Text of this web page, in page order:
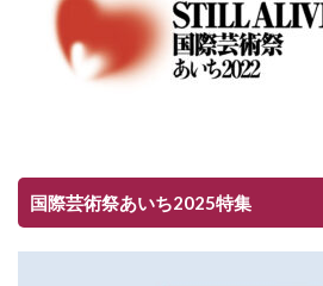
国際芸術祭あいち2025特集